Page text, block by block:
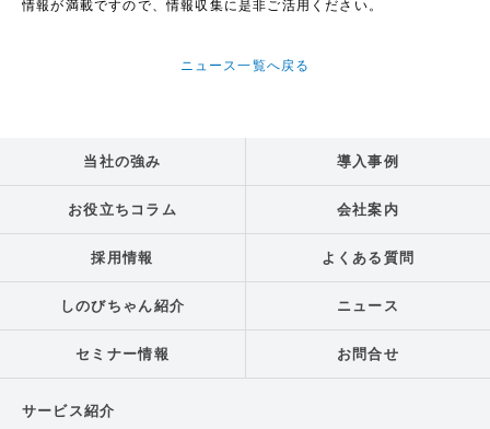
情報が満載ですので、情報収集に是非ご活用ください。
ニュース一覧へ戻る
当社の強み 導入事例
お役立ちコラム 会社案内
採用情報 よくある質問
しのびちゃん紹介 ニュース
セミナー情報 お問合せ
サービス紹介